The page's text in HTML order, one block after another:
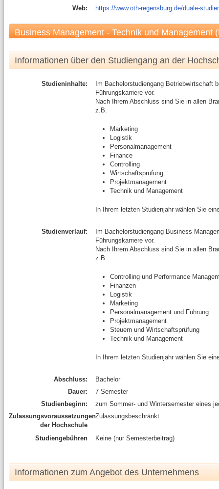
Web:
https://www.oth-regensburg.de/duale-
Business Management - Technik und Management
Informationen über den Studiengang an der
Studieninhalte:
Im Bachelorstudiengang Betriebwirtschaft
Führungskarriere vor.
Nach Ihrem Abschluss sind Sie in allen
z.B.
Marketing
Logistik
Personalmanagement
Finance
Controlling
Wirtschaftsprüfung
Projektmanagement
Technik und Management
In Ihrem letzten Studienjahr wählen Sie
Studienverlauf:
Im Bachelorstudiengang Business
Führungskarriere vor.
Nach Ihrem Abschluss sind Sie in allen
z.B.
Controlling und Performance
Finanzen
Logistik
Marketing
Personalmanagement und Führung
Projektmanagement
Steuern und Wirtschaftsprüfung
Technik und Management
In Ihrem letzten Studienjahr wählen Sie
Abschluss:
Bachelor
Dauer:
7 Semester
Studienbeginn:
zum Sommer- und Wintersemester eines
Zulassungsvoraussetzungen
der Hochschule
Zulassungsbeschränkt
Studiengebühren Keine (nur Semesterbeitrag)
Informationen zum Angebot des Unternehmens